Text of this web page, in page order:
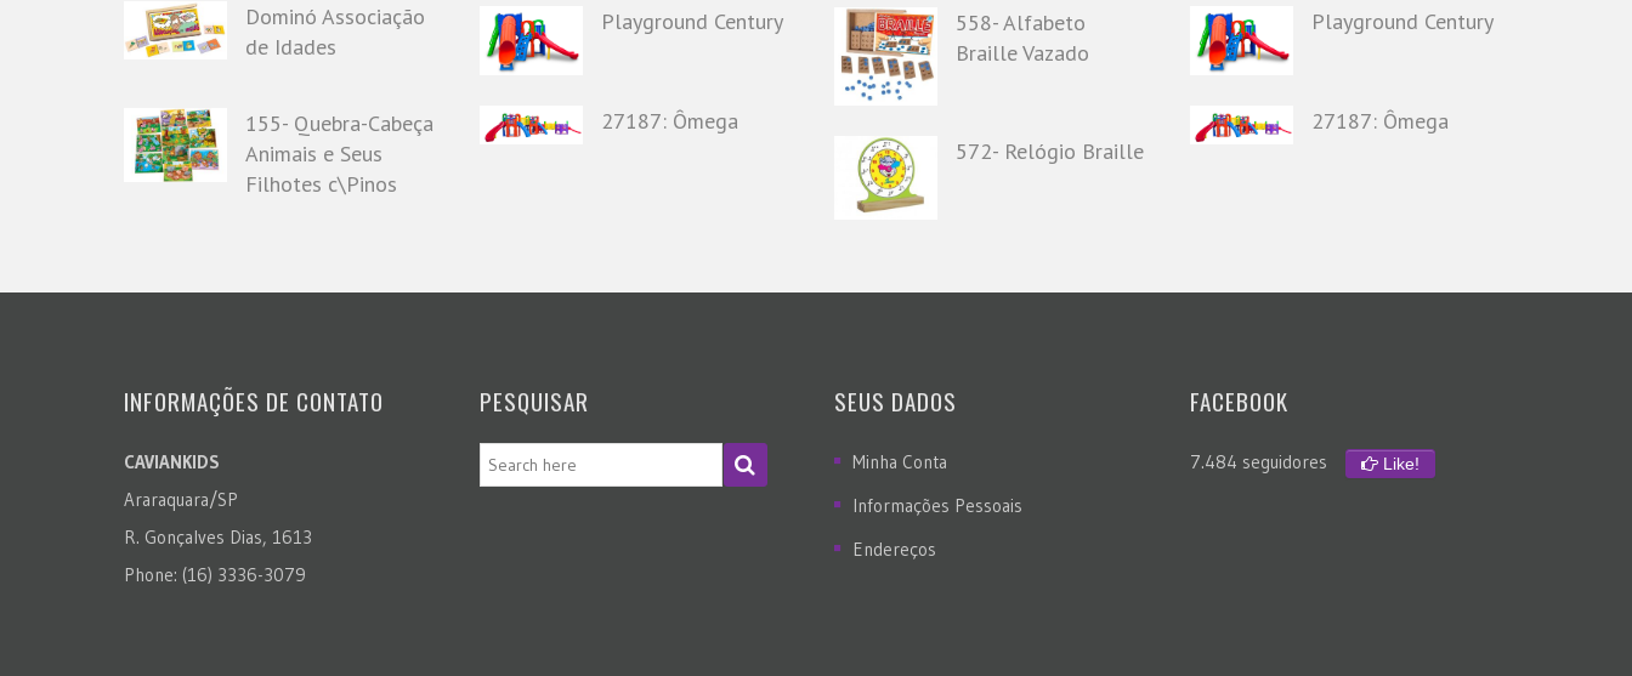
Dominó Associação
de Idades
155- Quebra-Cabeça
Animais e Seus
Filhotes c\Pinos
Playground Century
27187: Ômega
558- Alfabeto
Braille Vazado
572- Relógio Braille
Playground Century
27187: Ômega
INFORMAÇÕES DE CONTATO
CAVIANKIDS
Araraquara/SP
R. Gonçalves Dias, 1613
Phone: (16) 3336-3079
PESQUISAR SEUS DADOS
Minha Conta
Informações Pessoais
Endereços
FACEBOOK
7.484 seguidores Like!